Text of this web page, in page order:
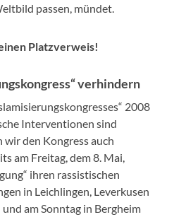
passen, mündet.
Platzverweis!
verhindern
2008
Interventionen sind
den Kongress auch
am Freitag, dem 8. Mai,
ihren rassistischen
in Leichlingen, Leverkusen
am Sonntag in Bergheim